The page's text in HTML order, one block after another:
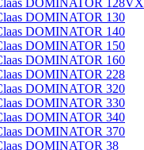
DOMINATOR 128VX
DOMINATOR 130
DOMINATOR 140
DOMINATOR 150
DOMINATOR 160
DOMINATOR 228
DOMINATOR 320
DOMINATOR 330
DOMINATOR 340
DOMINATOR 370
DOMINATOR 38